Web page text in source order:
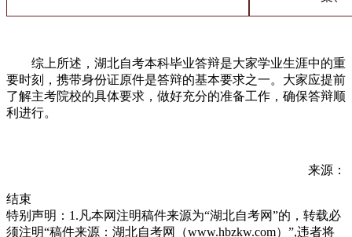
综上所述，湖北自考本科毕业答辩是大家学业生涯中的重
要时刻，携带身份证原件是答辩的基本要求之一。大家应提前
了解主考院校的具体要求，做好充分的准备工作，确保答辩顺
利进行。
来源：
结束
特别声明：1.凡本网注明稿件来源为“湖北自考网”的，转载必
须注明“稿件来源：湖北自考网（www.hbzkw.com）”,违者将